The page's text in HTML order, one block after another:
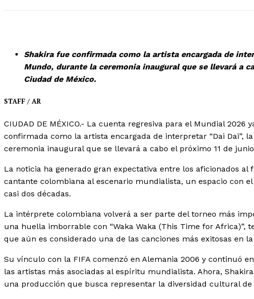
Shakira fue confirmada como la artista encargada de
Mundo, durante la ceremonia inaugural que se llevará a
Ciudad de México.
STAFF / AR
CIUDAD DE MÉXICO.- La cuenta regresiva para el Mundial
confirmada como la artista encargada de interpretar “Dai Dai”,
ceremonia inaugural que se llevará a cabo el próximo 11 de
La noticia ha generado gran expectativa entre los aficionados
cantante colombiana al escenario mundialista, un espacio con
casi dos décadas.
La intérprete colombiana volverá a ser parte del torneo más
una huella imborrable con “Waka Waka (This Time for Africa)”,
que aún es considerado una de las canciones más exitosas en
Su vínculo con la FIFA comenzó en Alemania 2006 y continuó
las artistas más asociadas al espíritu mundialista. Ahora,
una producción que busca representar la diversidad cultural